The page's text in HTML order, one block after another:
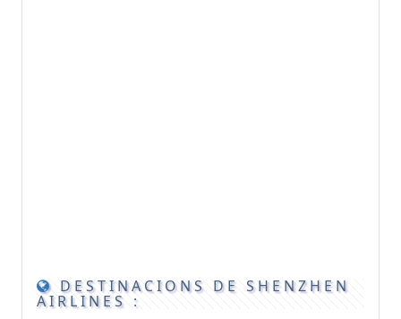
DESTINACIONS DE SHENZHEN
AIRLINES :